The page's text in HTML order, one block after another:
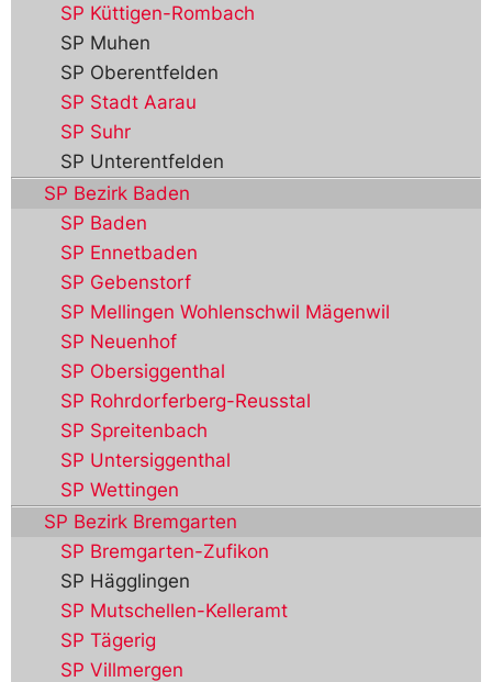
SP Küttigen-Rombach
SP Muhen
SP Oberentfelden
SP Stadt Aarau
SP Suhr
SP Unterentfelden
SP Bezirk Baden
SP Baden
SP Ennetbaden
SP Gebenstorf
SP Mellingen Wohlenschwil Mägenwil
SP Neuenhof
SP Obersiggenthal
SP Rohrdorferberg-Reusstal
SP Spreitenbach
SP Untersiggenthal
SP Wettingen
SP Bezirk Bremgarten
SP Bremgarten-Zufikon
SP Hägglingen
SP Mutschellen-Kelleramt
SP Tägerig
SP Villmergen